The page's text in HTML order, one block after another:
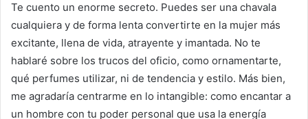
Te cuento un enorme secreto. Puedes ser una chavala
cualquiera y de forma lenta convertirte en la mujer más
excitante, llena de vida, atrayente y imantada. No te
hablaré sobre los trucos del oficio, como ornamentarte,
qué perfumes utilizar, ni de tendencia y estilo. Más bien,
me agradaría centrarme en lo intangible: como encantar a
un hombre con tu poder personal que usa la energía